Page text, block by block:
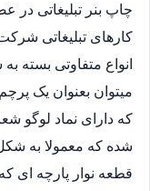
چاپ بنر تبلیغاتی در
کارهای تبلیغاتی
انواع متفاوتی بسته
میتوان بعنوان یک
که دارای نماد لوگو
شده که معمولا به
قطعه نوار پارچه ای که